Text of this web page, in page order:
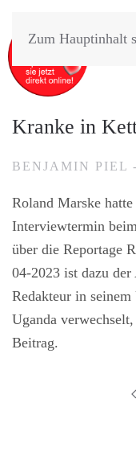
Zum Hauptinhalt
Kranke in
BENJAMIN PIEL
Roland Marske
Interviewtermin
über die Reportage
04-2023 ist dazu
Redakteur in
Uganda
Beitrag.